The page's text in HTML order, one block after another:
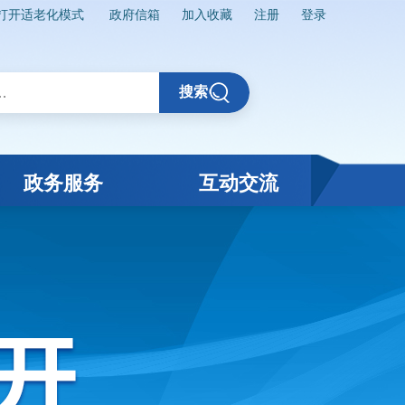
开适老化模式 政府信箱 加入收藏 注册 登录
搜索
政务服务 互动交流